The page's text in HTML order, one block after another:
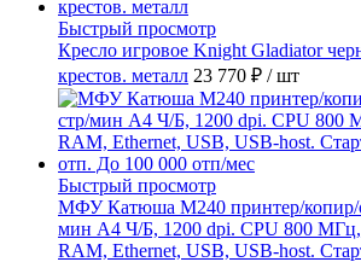
Быстрый просмотр
Кресло игровое Knight Gladiator
крестов. металл 23 770 ₽ / шт
Быстрый просмотр
МФУ Катюша M240 принтер/копир/
мин А4 Ч/Б, 1200 dpi. CPU 800
RAM, Ethernet, USB, USB-host.